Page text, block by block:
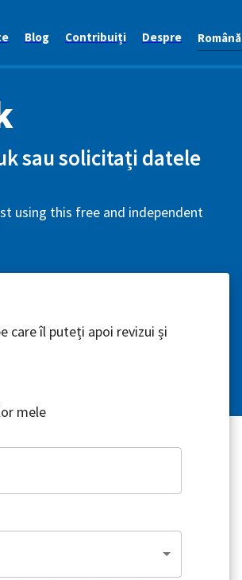
Blog Contribuiți Despre Română
sau solicitați datele
using this free and independent
care îl puteți apoi revizui și
mele